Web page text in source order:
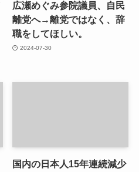
広瀬めぐみ参院議員、自民
離党へ→離党ではなく、辞
職をしてほしい。
2024-07-30
国内の日本人15年連続減少